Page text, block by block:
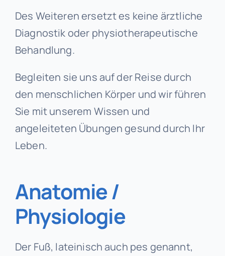
Des Weiteren ersetzt es keine ärztliche
Diagnostik oder physiotherapeutische
Behandlung.
Begleiten sie uns auf der Reise durch
den menschlichen Körper und wir führen
Sie mit unserem Wissen und
angeleiteten Übungen gesund durch Ihr
Leben.
Anatomie /
Physiologie
Der Fuß, lateinisch auch pes genannt,